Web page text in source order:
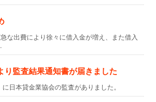
な出費により徐々に借入金が増え、また借入
り監査結果通知書が届きました
本貸金業協会の監査がありました。